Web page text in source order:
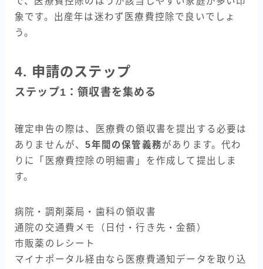
象です。出産年は迷わず医療費控除で良いでしょ
う。
4. 申請のステップ
ステップ1：領収書を集める
確定申告の際は、医療費の領収書を提出する必要は
ありませんが、5年間の保管義務があります。代わ
りに「医療費控除の明細書」を作成して提出しま
す。
病院・調剤薬局・歯科の領収書
通院の交通費メモ（日付・行き先・金額）
市販薬のレシート
マイナポータル経由なら医療費通知データを取り込